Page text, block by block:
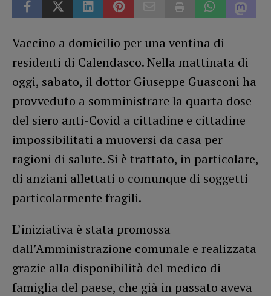
Vaccino a domicilio per una ventina di
residenti di Calendasco. Nella mattinata di
oggi, sabato, il dottor Giuseppe Guasconi ha
provveduto a somministrare la quarta dose
del siero anti-Covid a cittadine e cittadine
impossibilitati a muoversi da casa per
ragioni di salute. Si è trattato, in particolare,
di anziani allettati o comunque di soggetti
particolarmente fragili.
L’iniziativa è stata promossa
dall’Amministrazione comunale e realizzata
grazie alla disponibilità del medico di
famiglia del paese, che già in passato aveva